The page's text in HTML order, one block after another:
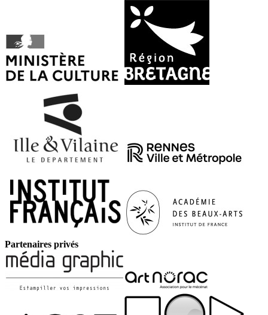
Partenaires privés